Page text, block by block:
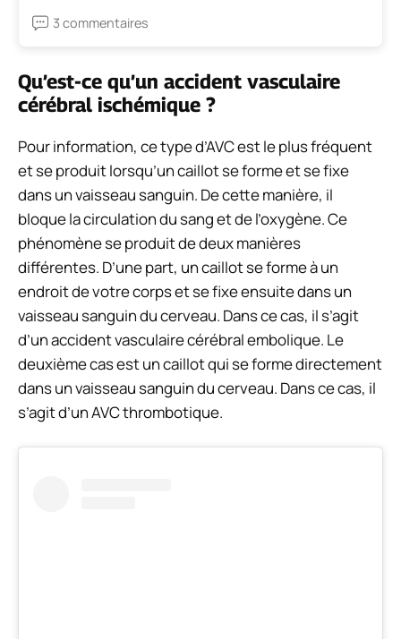
3 commentaires
Qu’est-ce qu’un accident vasculaire
cérébral ischémique ?
Pour information, ce type d’AVC est le plus fréquent
et se produit lorsqu’un caillot se forme et se fixe
dans un vaisseau sanguin. De cette manière, il
bloque la circulation du sang et de l’oxygène. Ce
phénomène se produit de deux manières
différentes. D’une part, un caillot se forme à un
endroit de votre corps et se fixe ensuite dans un
vaisseau sanguin du cerveau. Dans ce cas, il s’agit
d’un accident vasculaire cérébral embolique. Le
deuxième cas est un caillot qui se forme directement
dans un vaisseau sanguin du cerveau. Dans ce cas, il
s’agit d’un AVC thrombotique.